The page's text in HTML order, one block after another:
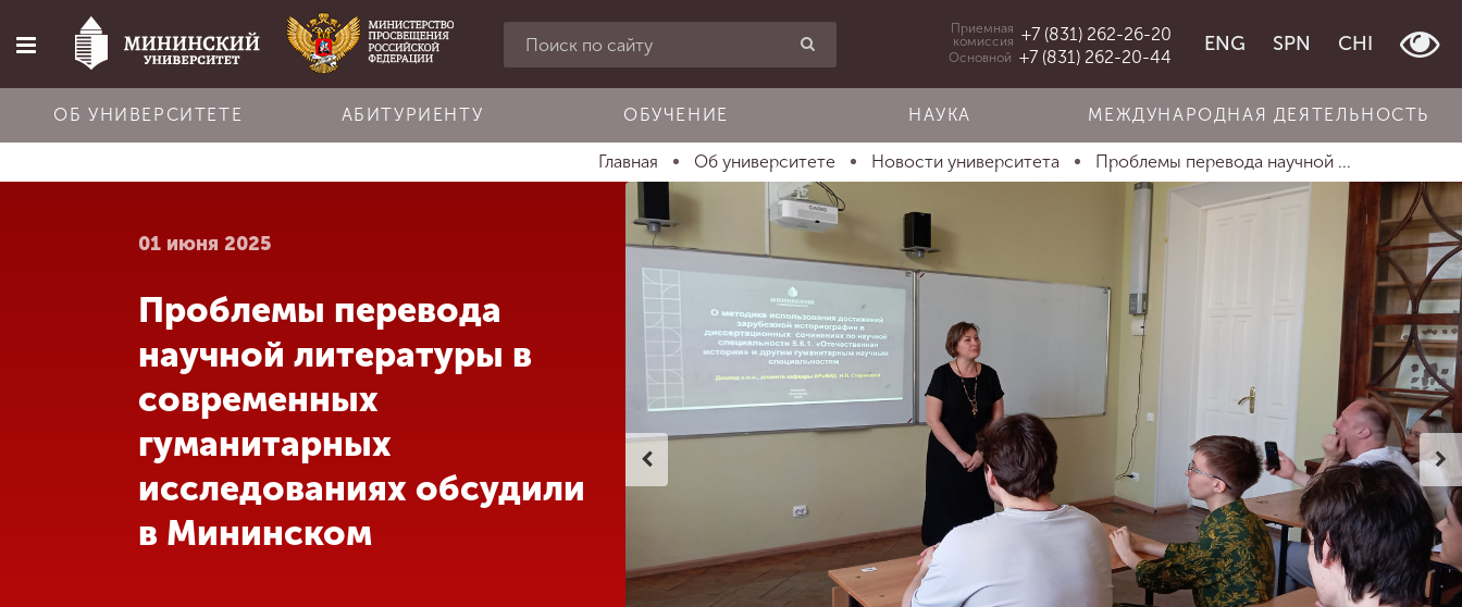
Главная
Об университете
Абитуриенту
Обучение
Международная
деятельность
Приемная
комиссия +7 (831) 262-26-20
Основной +7 (831) 262-20-44
ENG SPN CHI
ОБ УНИВЕРСИТЕТЕ АБИТУРИЕНТУ ОБУЧЕНИЕ НАУКА МЕЖДУНАРОДНАЯ ДЕЯТЕЛЬНОСТЬ
Главная Об университете Новости университета Проблемы перевода научной ...
01 июня 2025
Проблемы перевода
научной литературы в
современных
гуманитарных
исследованиях обсудили
в Мининском